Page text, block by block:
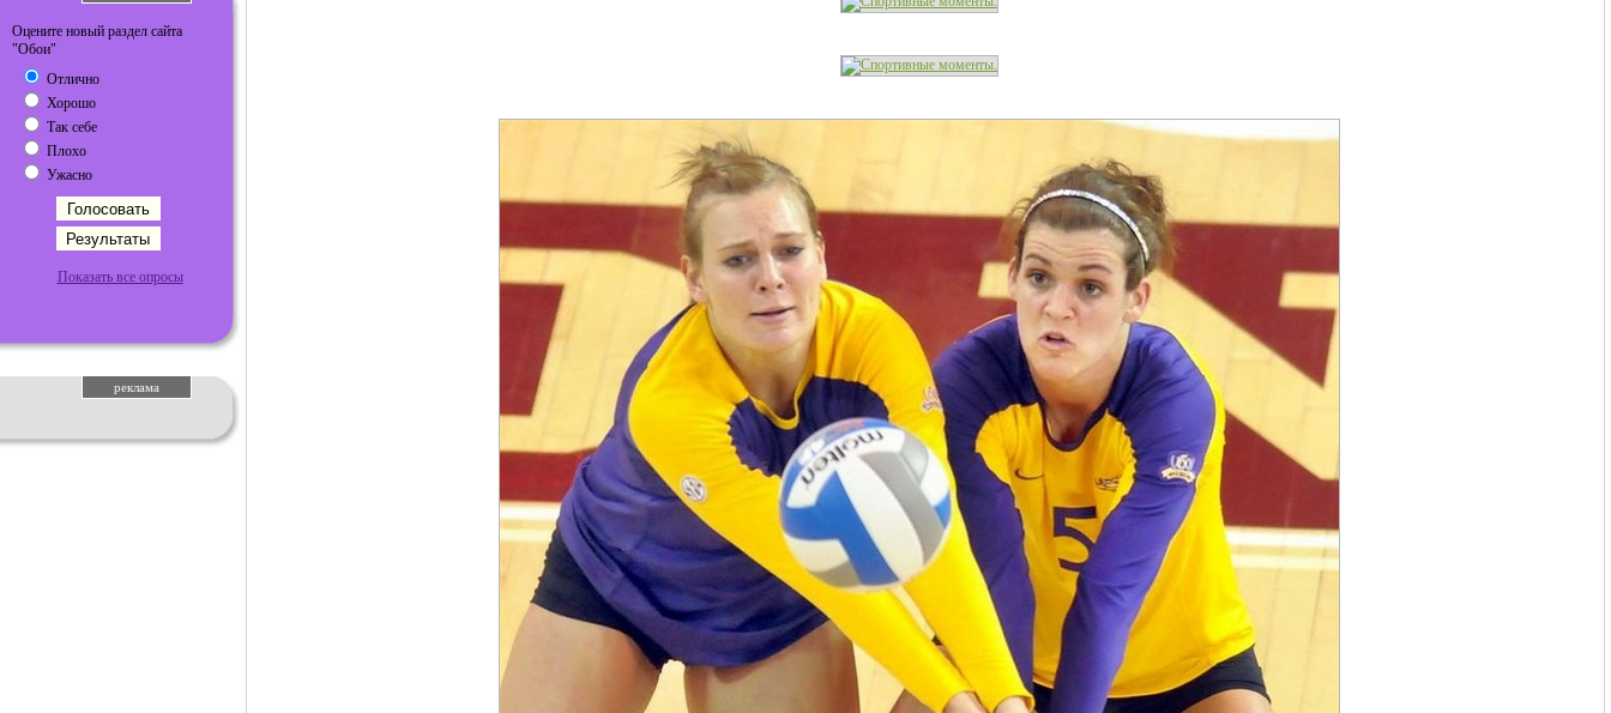
Оцените новый раздел сайта
"Обои"
Отлично
Хорошо
Так себе
Плохо
Ужасно
Показать все опросы
реклама